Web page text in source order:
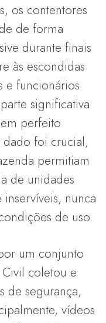
os contentores
de forma
durante finais
às escondidas
e funcionários
significativa
perfeito
dado foi crucial,
permitiam
de unidades
nunca
de uso.
um conjunto
coletou e
de segurança,
vídeos